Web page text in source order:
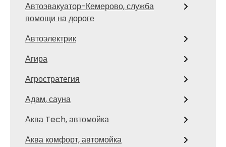
Автоэвакуатор-Кемерово, служба
помощи на дороге
Автоэлектрик
Агира
Агростратегия
Адам, сауна
Аква Tech, автомойка
Аква комфорт, автомойка